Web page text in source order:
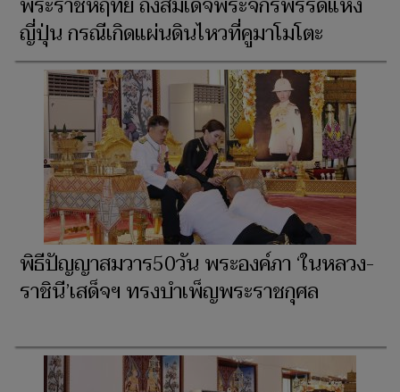
ญี่ปุ่น กรณีเกิดแผ่นดินไหวที่คูมาโมโตะ
พิธีปัญญาสมวาร50วัน พระองค์ภา ‘ในหลวง-
ราชินี’เสด็จฯ ทรงบำเพ็ญพระราชกุศล